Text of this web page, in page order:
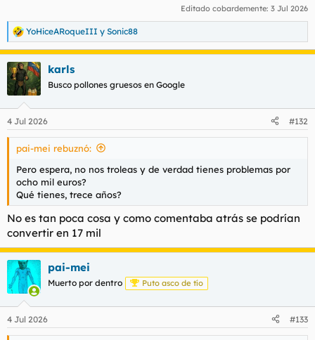
Editado cobardemente: 3 Jul 2026
R
e
a
c
c
i
e
s
YoHiceARoqueIII y Sonic88
karls
Busco pollones gruesos en Google
4 Jul 2026 #132
pai-mei rebuznó:
Pero espera, no nos troleas y de verdad tienes problemas por
ocho mil euros?
Qué tienes, trece años?
No es tan poca cosa y como comentaba atrás se podrían
convertir en 17 mil
pai-mei
Muerto por dentro Puto asco de tío
4 Jul 2026 #133